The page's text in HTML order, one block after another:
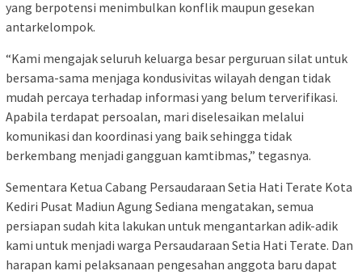
yang berpotensi menimbulkan konflik maupun gesekan
antarkelompok.
“Kami mengajak seluruh keluarga besar perguruan silat untuk
bersama-sama menjaga kondusivitas wilayah dengan tidak
mudah percaya terhadap informasi yang belum terverifikasi.
Apabila terdapat persoalan, mari diselesaikan melalui
komunikasi dan koordinasi yang baik sehingga tidak
berkembang menjadi gangguan kamtibmas,” tegasnya.
Sementara Ketua Cabang Persaudaraan Setia Hati Terate Kota
Kediri Pusat Madiun Agung Sediana mengatakan, semua
persiapan sudah kita lakukan untuk mengantarkan adik-adik
kami untuk menjadi warga Persaudaraan Setia Hati Terate. Dan
harapan kami pelaksanaan pengesahan anggota baru dapat